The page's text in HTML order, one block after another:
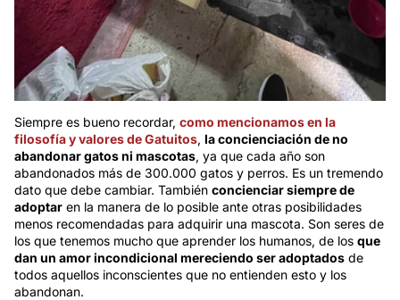
Siempre es bueno recordar, como mencionamos en la
filosofía y valores de Gatuitos, la concienciación de no
abandonar gatos ni mascotas, ya que cada año son
abandonados más de 300.000 gatos y perros. Es un tremendo
dato que debe cambiar. También concienciar siempre de
adoptar en la manera de lo posible ante otras posibilidades
menos recomendadas para adquirir una mascota. Son seres de
los que tenemos mucho que aprender los humanos, de los que
dan un amor incondicional mereciendo ser adoptados de
todos aquellos inconscientes que no entienden esto y los
abandonan.